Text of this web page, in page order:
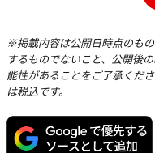
※掲載内容は公開日時点のも
するものでないこと、公開後
能性があることをご了承くだ
は税込です。